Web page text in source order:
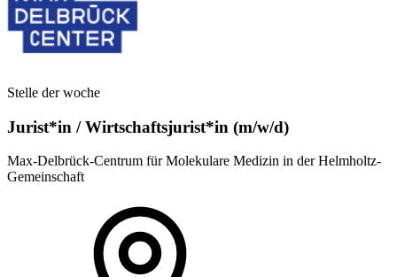
Stelle der woche
Jurist*in / Wirtschafts­jurist*in (m/w/d)
Max-Delbrück-Centrum für Molekulare Medizin in der Helmholtz-
Gemeinschaft